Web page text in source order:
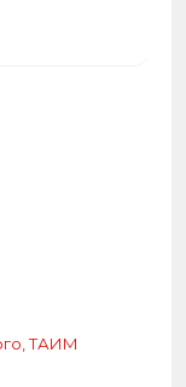
ТАИМ